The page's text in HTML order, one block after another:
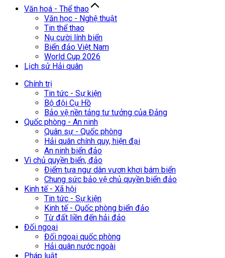
Văn hoá - Thể thao
Văn học - Nghệ thuật
Tin thể thao
Nụ cười lính biển
Biển đảo Việt Nam
World Cup 2026
Lịch sử Hải quân
Chính trị
Tin tức - Sự kiện
Bộ đội Cụ Hồ
Bảo vệ nền tảng tư tưởng của Đảng
Quốc phòng - An ninh
Quân sự - Quốc phòng
Hải quân chính quy, hiện đại
An ninh biển đảo
Vì chủ quyền biển, đảo
Điểm tựa ngư dân vươn khơi bám biển
Chung sức bảo vệ chủ quyền biển đảo
Kinh tế - Xã hội
Tin tức - Sự kiện
Kinh tế - Quốc phòng biển đảo
Từ đất liền đến hải đảo
Đối ngoại
Đối ngoại quốc phòng
Hải quân nước ngoài
Pháp luật